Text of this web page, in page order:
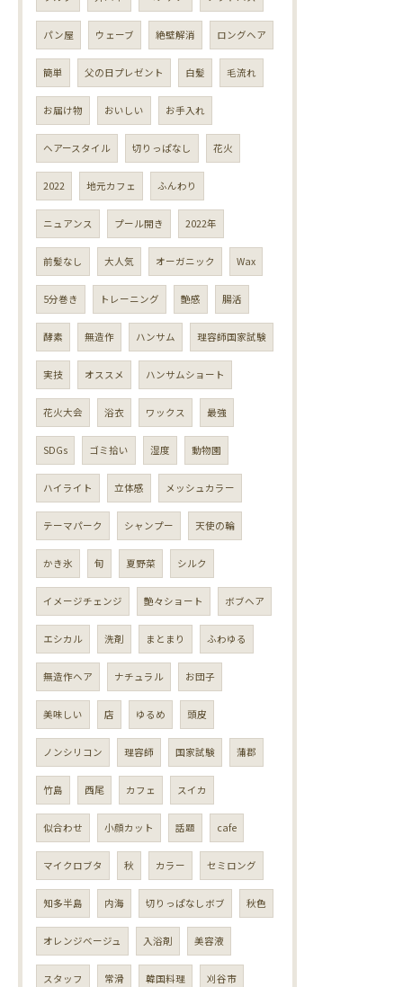
パン屋 ウェーブ 絶壁解消 ロングヘア
簡単 父の日プレゼント 白髪 毛流れ
お届け物 おいしい お手入れ
ヘアースタイル 切りっぱなし 花火
2022 地元カフェ ふんわり
ニュアンス プール開き 2022年
前髪なし 大人気 オーガニック Wax
5分巻き トレーニング 艶感 腸活
酵素 無造作 ハンサム 理容師国家試験
実技 オススメ ハンサムショート
花火大会 浴衣 ワックス 最強
SDGs ゴミ拾い 湿度 動物園
ハイライト 立体感 メッシュカラー
テーマパーク シャンプー 天使の輪
かき氷 旬 夏野菜 シルク
イメージチェンジ 艶々ショート ボブヘア
エシカル 洗剤 まとまり ふわゆる
無造作ヘア ナチュラル お団子
美味しい 店 ゆるめ 頭皮
ノンシリコン 理容師 国家試験 蒲郡
竹島 西尾 カフェ スイカ
似合わせ 小顔カット 話題 cafe
マイクロブタ 秋 カラー セミロング
知多半島 内海 切りっぱなしボブ 秋色
オレンジベージュ 入浴剤 美容液
スタッフ 常滑 韓国料理 刈谷市